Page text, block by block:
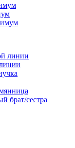
линии
брат/сестра